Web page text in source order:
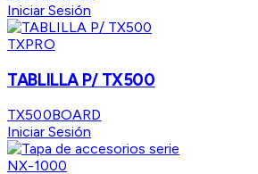
Iniciar Sesión
TXPRO
TABLILLA P/ TX500
TX500BOARD
Iniciar Sesión